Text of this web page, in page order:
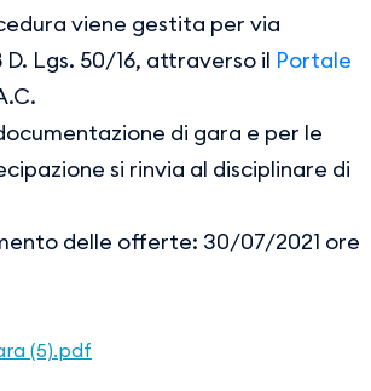
viene gestita per via
Lgs. 50/16, attraverso il Portale
di gara e per le
si rinvia al disciplinare di
delle offerte: 30/07/2021 ore
(5).pdf